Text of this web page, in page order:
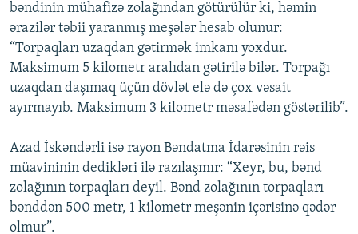
bəndinin mühafizə zolağından götürülür ki, həmin
ərazilər təbii yaranmış meşələr hesab olunur:
“Torpaqları uzaqdan gətirmək imkanı yoxdur.
Maksimum 5 kilometr aralıdan gətirilə bilər. Torpağı
uzaqdan daşımaq üçün dövlət elə də çox vəsait
ayırmayıb. Maksimum 3 kilometr məsafədən göstərilib”.
Azad İskəndərli isə rayon Bəndatma İdarəsinin rəis
müavininin dedikləri ilə razılaşmır: “Xeyr, bu, bənd
zolağının torpaqları deyil. Bənd zolağının torpaqları
bənddən 500 metr, 1 kilometr meşənin içərisinə qədər
olmur”.